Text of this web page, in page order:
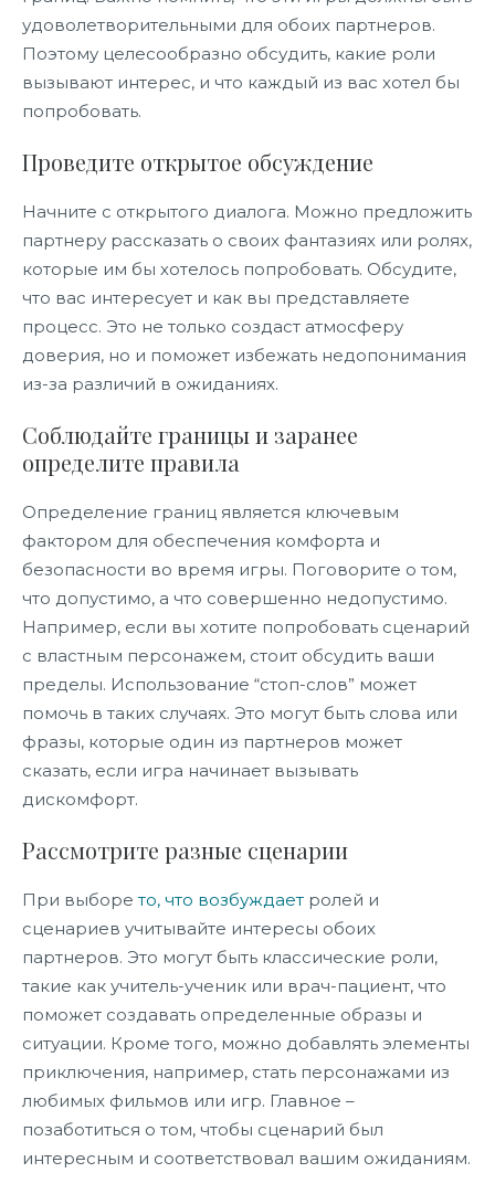
удоволетворительными для обоих партнеров.
Поэтому целесообразно обсудить, какие роли
вызывают интерес, и что каждый из вас хотел бы
попробовать.
Проведите открытое обсуждение
Начните с открытого диалога. Можно предложить
партнеру рассказать о своих фантазиях или ролях,
которые им бы хотелось попробовать. Обсудите,
что вас интересует и как вы представляете
процесс. Это не только создаст атмосферу
доверия, но и поможет избежать недопонимания
из-за различий в ожиданиях.
Соблюдайте границы и заранее
определите правила
Определение границ является ключевым
фактором для обеспечения комфорта и
безопасности во время игры. Поговорите о том,
что допустимо, а что совершенно недопустимо.
Например, если вы хотите попробовать сценарий
с властным персонажем, стоит обсудить ваши
пределы. Использование “стоп-слов” может
помочь в таких случаях. Это могут быть слова или
фразы, которые один из партнеров может
сказать, если игра начинает вызывать
дискомфорт.
Рассмотрите разные сценарии
При выборето, что возбуждает ролей и
сценариев учитывайте интересы обоих
партнеров. Это могут быть классические роли,
такие как учитель-ученик или врач-пациент, что
поможет создавать определенные образы и
ситуации. Кроме того, можно добавлять элементы
приключения, например, стать персонажами из
любимых фильмов или игр. Главное –
позаботиться о том, чтобы сценарий был
интересным и соответствовал вашим ожиданиям.